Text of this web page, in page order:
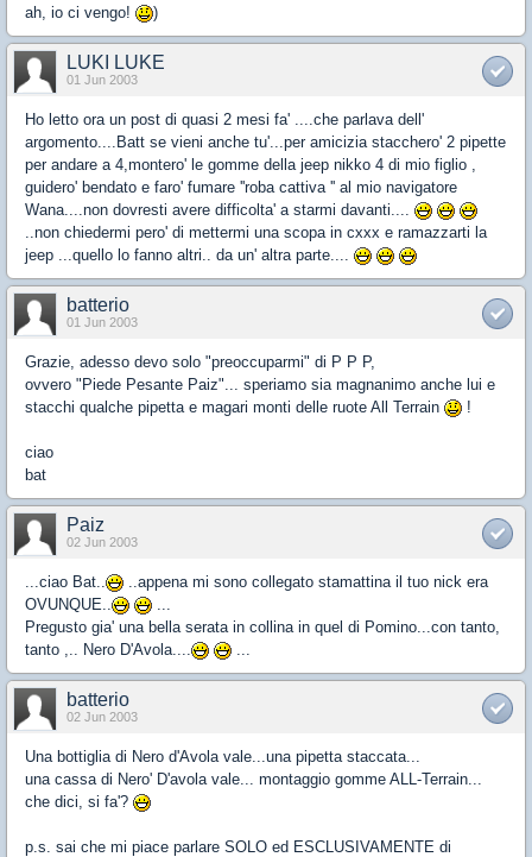
ah, io ci vengo! )
LUKI LUKE
01 Jun 2003
Ho letto ora un post di quasi 2 mesi fa' ....che parlava dell'
argomento....Batt se vieni anche tu'...per amicizia stacchero' 2 pipette
per andare a 4,montero' le gomme della jeep nikko 4 di mio figlio ,
guidero' bendato e faro' fumare ''roba cattiva '' al mio navigatore
Wana....non dovresti avere difficolta' a starmi davanti....
..non chiedermi pero' di mettermi una scopa in cxxx e ramazzarti la
jeep ...quello lo fanno altri.. da un' altra parte....
batterio
01 Jun 2003
Grazie, adesso devo solo "preoccuparmi" di P P P,
ovvero "Piede Pesante Paiz"... speriamo sia magnanimo anche lui e
stacchi qualche pipetta e magari monti delle ruote All Terrain
!
ciao
bat
Paiz
02 Jun 2003
...ciao Bat..
..appena mi sono collegato stamattina il tuo nick era
OVUNQUE..
...
Pregusto gia' una bella serata in collina in quel di Pomino...con tanto,
tanto ,.. Nero D'Avola....
...
batterio
02 Jun 2003
Una bottiglia di Nero d'Avola vale...una pipetta staccata...
una cassa di Nero' D'avola vale... montaggio gomme ALL-Terrain...
che dici, si fa'?
p.s. sai che mi piace parlare SOLO ed ESCLUSIVAMENTE di